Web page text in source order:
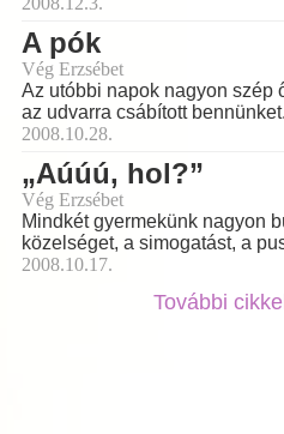
A pók
Vég Erzsébet
Az utóbbi napok nagyon szép
az udvarra csábított bennünket.
2008.10.28.
„Aúúú, hol?”
Vég Erzsébet
Mindkét gyermekünk nagyon
közelséget, a simogatást, a
2008.10.17.
További